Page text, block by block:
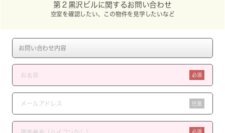
第２黒沢ビルに関するお問い合わせ
空室を確認したい、この物件を見学したいなど
必須
任意
必須